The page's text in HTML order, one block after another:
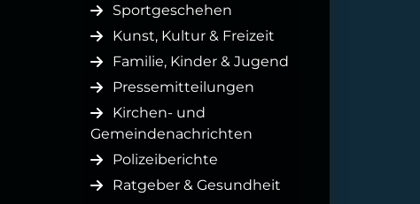
Sportgeschehen
Kunst, Kultur & Freizeit
Familie, Kinder & Jugend
Pressemitteilungen
Kirchen- und
Gemeindenachrichten
Polizeiberichte
Ratgeber & Gesundheit